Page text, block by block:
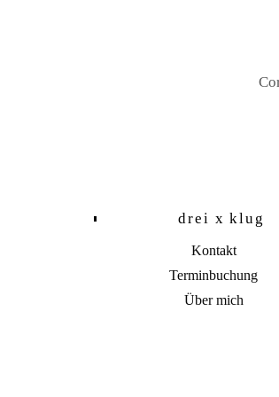
drei x klug
Kontakt
Terminbuchung
Über mich